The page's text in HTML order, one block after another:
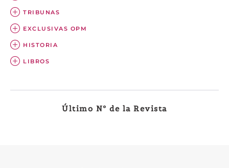
TRIBUNAS
EXCLUSIVAS OPM
HISTORIA
LIBROS
Último Nº de la Revista